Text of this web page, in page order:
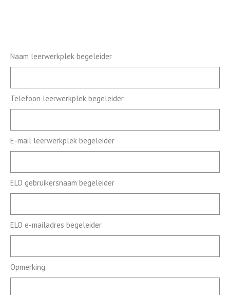
Naam leerwerkplek begeleider
Telefoon leerwerkplek begeleider
E-mail leerwerkplek begeleider
ELO gebruikersnaam begeleider
ELO e-mailadres begeleider
Opmerking